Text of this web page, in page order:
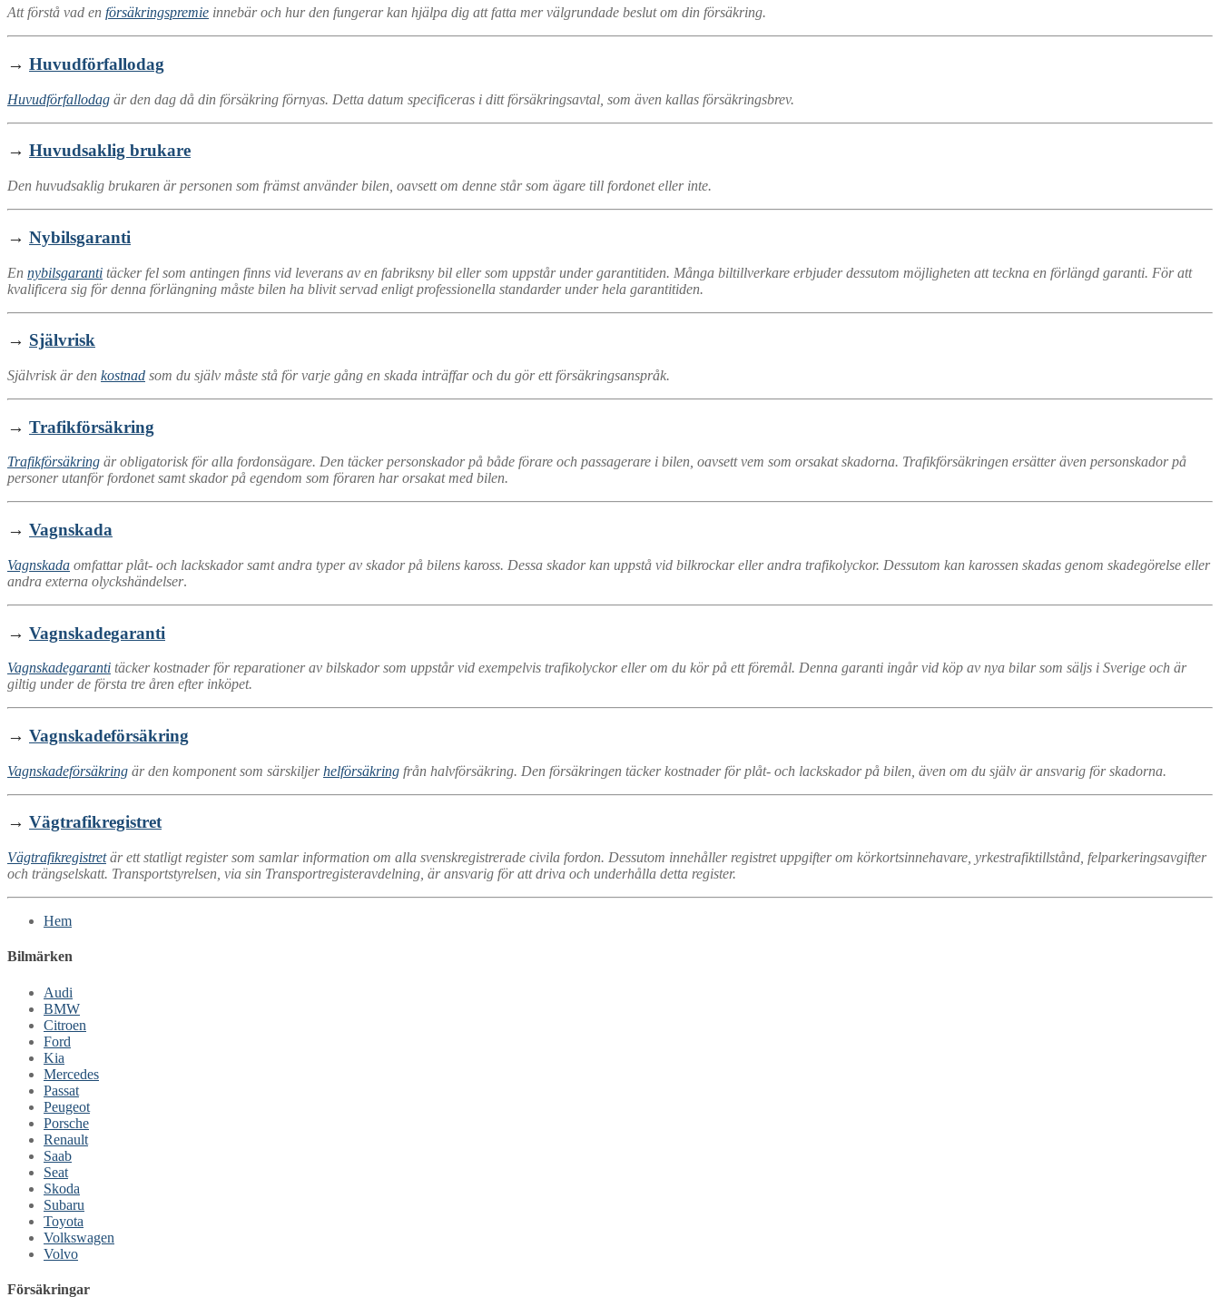
Att förstå vad en försäkringspremie innebär och hur den fungerar kan hjälpa dig att fatta mer välgrundade beslut om din försäkring.
→ Huvudförfallodag
Huvudförfallodag är den dag då din försäkring förnyas. Detta datum specificeras i ditt försäkringsavtal, som även kallas försäkringsbrev.
→ Huvudsaklig brukare
Den huvudsaklig brukaren är personen som främst använder bilen, oavsett om denne står som ägare till fordonet eller inte.
→ Nybilsgaranti
En nybilsgaranti täcker fel som antingen finns vid leverans av en fabriksny bil eller som uppstår under garantitiden. Många biltillverkare erbjuder dessutom möjligheten att teckna en förlängd garanti. För att
kvalificera sig för denna förlängning måste bilen ha blivit servad enligt professionella standarder under hela garantitiden.
→ Självrisk
Självrisk är den kostnad som du själv måste stå för varje gång en skada inträffar och du gör ett försäkringsanspråk.
→ Trafikförsäkring
Trafikförsäkring är obligatorisk för alla fordonsägare. Den täcker personskador på både förare och passagerare i bilen, oavsett vem som orsakat skadorna. Trafikförsäkringen ersätter även personskador på
personer utanför fordonet samt skador på egendom som föraren har orsakat med bilen.
→ Vagnskada
Vagnskada omfattar plåt- och lackskador samt andra typer av skador på bilens kaross. Dessa skador kan uppstå vid bilkrockar eller andra trafikolyckor. Dessutom kan karossen skadas genom skadegörelse eller
andra externa olyckshändelser.
→ Vagnskadegaranti
Vagnskadegaranti täcker kostnader för reparationer av bilskador som uppstår vid exempelvis trafikolyckor eller om du kör på ett föremål. Denna garanti ingår vid köp av nya bilar som säljs i Sverige och är
giltig under de första tre åren efter inköpet.
→ Vagnskadeförsäkring
Vagnskadeförsäkring är den komponent som särskiljerhelförsäkring från halvförsäkring. Den försäkringen täcker kostnader för plåt- och lackskador på bilen, även om du själv är ansvarig för skadorna.
→ Vägtrafikregistret
Vägtrafikregistretär ett statligt register som samlar information om alla svenskregistrerade civila fordon. Dessutom innehåller registret uppgifter om körkortsinnehavare, yrkestrafiktillstånd, felparkeringsavgifter
och trängselskatt. Transportstyrelsen, via sin Transportregisteravdelning, är ansvarig för att driva och underhålla detta register.
Hem
Bilmärken
Audi
BMW
Citroen
Ford
Kia
Mercedes
Passat
Peugeot
Porsche
Renault
Saab
Seat
Skoda
Subaru
Toyota
Volkswagen
Volvo
Försäkringar